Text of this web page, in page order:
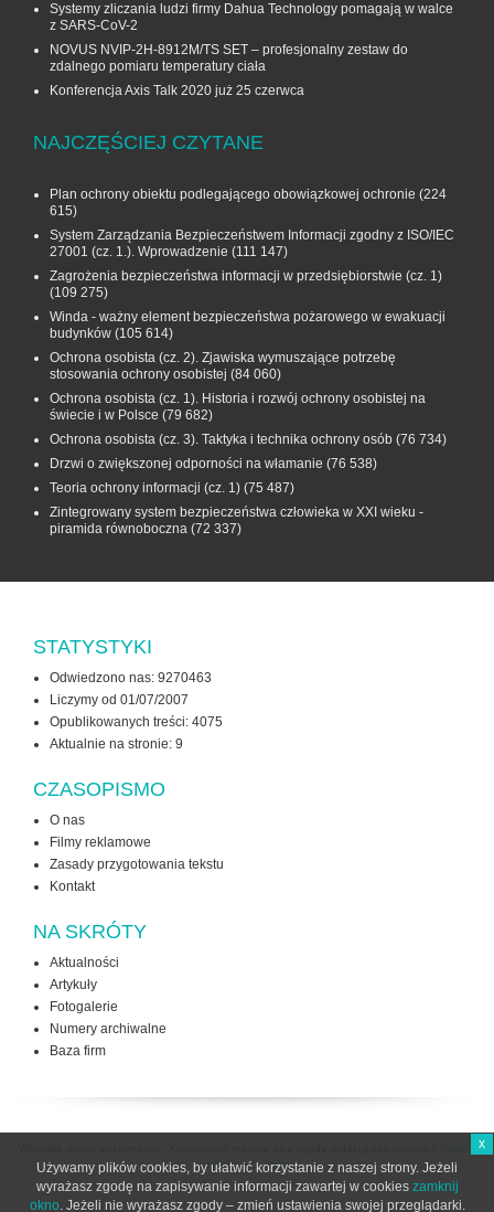
Systemy zliczania ludzi firmy Dahua Technology pomagają w walce
z SARS-CoV-2
NOVUS NVIP-2H-8912M/TS SET – profesjonalny zestaw do
zdalnego pomiaru temperatury ciała
Konferencja Axis Talk 2020 już 25 czerwca
NAJCZĘŚCIEJ CZYTANE
Plan ochrony obiektu podlegającego obowiązkowej ochronie (224
615)
System Zarządzania Bezpieczeństwem Informacji zgodny z ISO/IEC
27001 (cz. 1.). Wprowadzenie (111 147)
Zagrożenia bezpieczeństwa informacji w przedsiębiorstwie (cz. 1)
(109 275)
Winda - ważny element bezpieczeństwa pożarowego w ewakuacji
budynków (105 614)
Ochrona osobista (cz. 2). Zjawiska wymuszające potrzebę
stosowania ochrony osobistej (84 060)
Ochrona osobista (cz. 1). Historia i rozwój ochrony osobistej na
świecie i w Polsce (79 682)
Ochrona osobista (cz. 3). Taktyka i technika ochrony osób (76 734)
Drzwi o zwiększonej odporności na włamanie (76 538)
Teoria ochrony informacji (cz. 1) (75 487)
Zintegrowany system bezpieczeństwa człowieka w XXI wieku -
piramida równoboczna (72 337)
STATYSTYKI
Odwiedzono nas: 9270463
Liczymy od 01/07/2007
Opublikowanych treści: 4075
Aktualnie na stronie: 9
CZASOPISMO
O nas
Filmy reklamowe
Zasady przygotowania tekstu
Kontakt
NA SKRÓTY
Aktualności
Artykuły
Fotogalerie
Numery archiwalne
Baza firm
użytkowania strony
x
Używamy plików cookies, by ułatwić korzystanie z naszej strony. Jeżeli
wyrażasz zgodę na zapisywanie informacji zawartej w cookies zamknij
okno. Jeżeli nie wyrażasz zgody – zmień ustawienia swojej przeglądarki.